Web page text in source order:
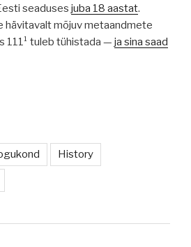
seaduses juba 18 aastat.
hävitavalt mõjuv metaandmete
111¹ tuleb tühistada — ja sina saad
History